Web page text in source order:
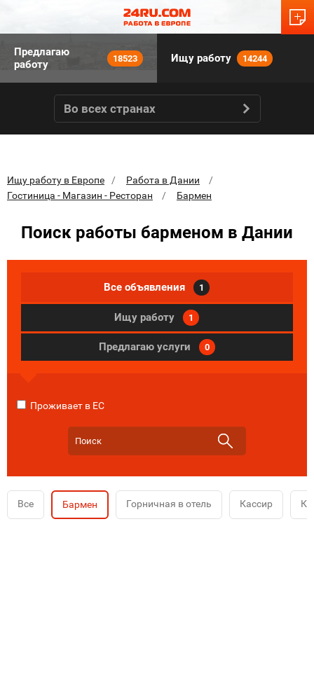
Предлагаю
работу
18523 Ищу работу 14244
Во всех странах
Ищу работу в Европе
Работа в Дании
Гостиница - Магазин - Ресторан
Бармен
Поиск работы барменом в Дании
Все объявления 1
Ищу работу 1
Предлагаю услуги 0
Проживает в ЕС
Все Бармен Горничная в отель Кассир